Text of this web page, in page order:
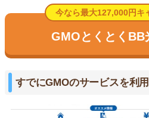
今なら最大127,000円キ
GMOとくとくBB
すでにGMOのサービスを利